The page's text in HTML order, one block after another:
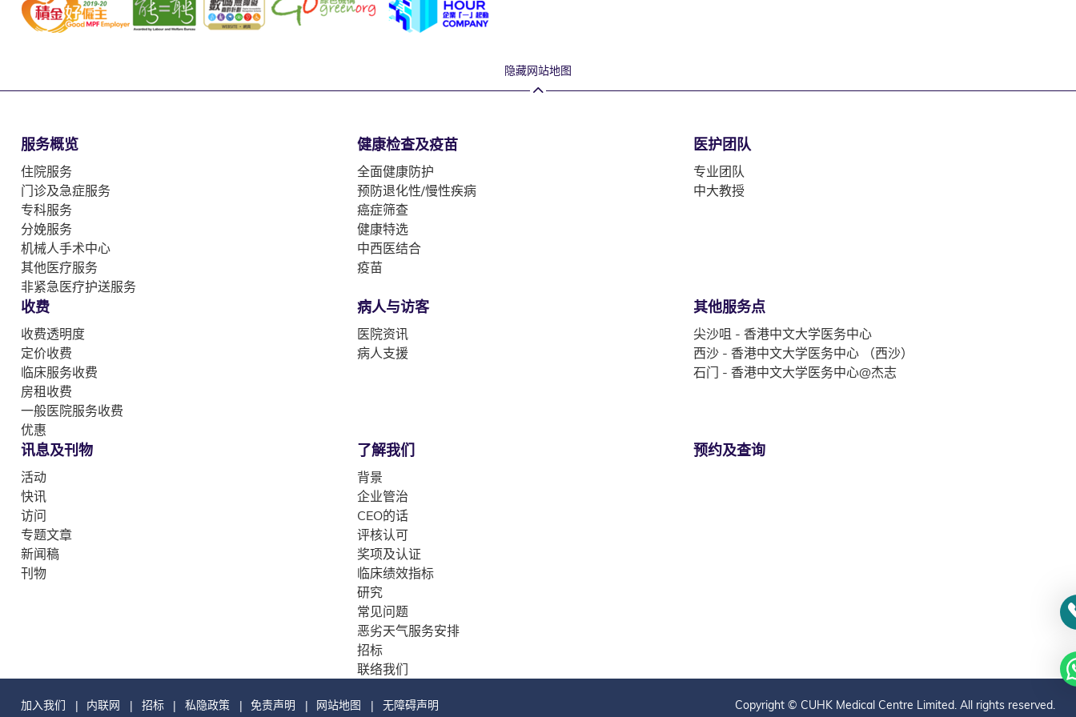
隐藏网站地图
服务概览
住院服务
门诊及急症服务
专科服务
分娩服务
机械人手术中心
其他医疗服务
非紧急医疗护送服务
健康检查及疫苗
全面健康防护
预防退化性/慢性疾病
癌症筛查
健康特选
中西医结合
疫苗
医护团队
专业团队
中大教授
收费
收费透明度
定价收费
临床服务收费
房租收费
一般医院服务收费
优惠
病人与访客
医院资讯
病人支援
其他服务点
尖沙咀 - 香港中文大学医务中心
西沙 - 香港中文大学医务中心 （西沙）
石门 - 香港中文大学医务中心@杰志
讯息及刊物
活动
快讯
访问
专题文章
新闻稿
刊物
了解我们
背景
企业管治
CEO的话
评核认可
奖项及认证
临床绩效指标
研究
常见问题
恶劣天气服务安排
招标
联络我们
预约及查询
加入我们 内联网 招标 私隐政策 免责声明 网站地图 无障碍声明 Copyright © CUHK Medical Centre Limited. All rights reserved.